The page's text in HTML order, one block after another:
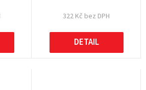
322 Kč bez DPH
DETAIL